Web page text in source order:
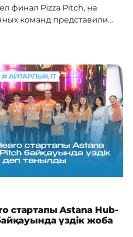
финал Pizza Pitch, на
команд представили
65 заявок, из
диагностики были
проекты. «Мы
с 2018 года, и многие
которые вы
стартапы Astana Hub-
үздік жоба